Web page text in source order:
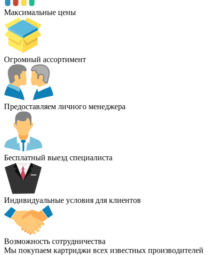
Максимальные цены
Огромный ассортимент
Предоставляем личного менеджера
Бесплатный выезд специалиста
Индивидуальные условия для клиентов
Возможность сотрудничества
Мы покупаем картриджи всех известных производителей